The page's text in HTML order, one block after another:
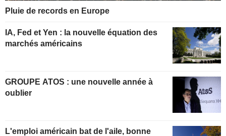
Pluie de records en Europe
IA, Fed et Yen : la nouvelle équation des
marchés américains
GROUPE ATOS : une nouvelle année à
oublier
L'emploi américain bat de l'aile, bonne